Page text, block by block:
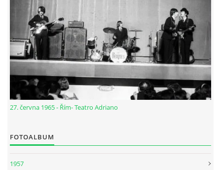
PODPISY
AUTOMOBILY
DISKOGRAFIE - SINGLY ŘADOVÉ
DISKOGRAFIE - SINGLY DALŠÍ
27. června 1965 - Řím- Teatro Adriano
FOTOALBUM
1957